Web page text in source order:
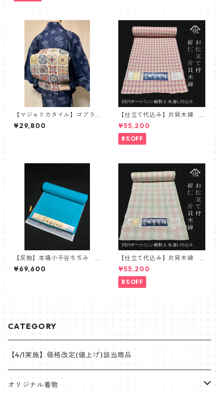
【マジョリカタイル】ゴブラ
ン織八寸名古屋帯 名古屋
帯 タイル柄 マジョリカ
¥29,800
【仕立て代込み】片貝木綿
紺仁 細かいチェック 生成
り ピンク
¥55,200
8%OFF
【反物】本場小千谷ちぢみ
杉山織物 小千谷縮 ターコ
イズ 水色
¥69,600
【仕立て代込み】片貝木綿
紺仁 チェック ホワイト
ピンク グリーン
¥55,200
8%OFF
CATEGORY
【4/1実施】価格改定(値上げ)該当商品
オリジナル着物